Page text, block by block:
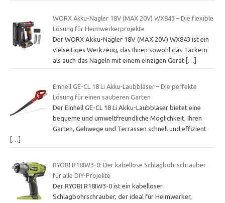
WORX Akku-Nagler 18V (MAX 20V) WX843 – Die flexible
Lösung für Heimwerkerprojekte
Der WORX Akku-Nagler 18V (MAX 20V) WX843 ist ein
vielseitiges Werkzeug, das Ihnen sowohl das Tackern
als auch das Nageln mit einem einzigen Gerät […]
Einhell GE-CL 18 Li Akku-Laubbläser – Die perfekte
Lösung für einen sauberen Garten
Der Einhell GE-CL 18 Li Akku-Laubbläser bietet eine
bequeme und umweltfreundliche Möglichkeit, Ihren
Garten, Gehwege und Terrassen schnell und effizient
[…]
RYOBI R18IW3-0: Der kabellose Schlagbohrschrauber
für alle DIY-Projekte
Der RYOBI R18IW3-0 ist ein kabelloser
Schlagbohrschrauber, der ideal für Heimwerker,